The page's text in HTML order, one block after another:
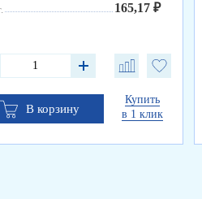
165,17 ₽
В корзину
Купить
в 1 клик